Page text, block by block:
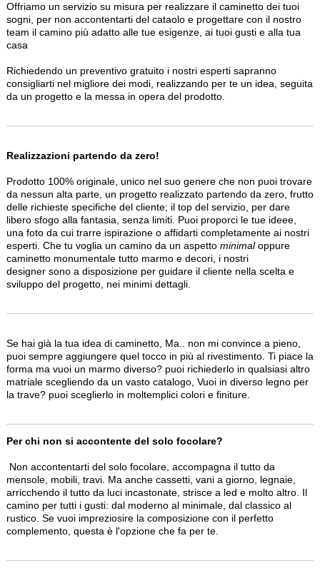
Offriamo un servizio su misura per realizzare il caminetto dei tuoi
sogni, per non accontentarti del cataolo e progettare con il nostro
team il camino più adatto alle tue esigenze, ai tuoi gusti e alla tua
casa
Richiedendo un preventivo gratuito i nostri esperti sapranno
consigliarti nel migliore dei modi, realizzando per te un idea, seguita
da un progetto e la messa in opera del prodotto.
Realizzazioni partendo da zero!
Prodotto 100% originale, unico nel suo genere che non puoi trovare
da nessun alta parte, un progetto realizzato partendo da zero, frutto
delle richieste specifiche del cliente; il top del servizio, per dare
libero sfogo alla fantasia, senza limiti. Puoi proporci le tue ideee,
una foto da cui trarre ispirazione o affidarti completamente ai nostri
esperti. Che tu voglia un camino da un aspetto minimaloppure
caminetto monumentale tutto marmo e decori, i nostri
designer sono a disposizione per guidare il cliente nella scelta e
sviluppo del progetto, nei minimi dettagli.
Se hai già la tua idea di caminetto, Ma.. non mi convince a pieno,
puoi sempre aggiungere quel tocco in più al rivestimento. Ti piace la
forma ma vuoi un marmo diverso? puoi richiederlo in qualsiasi altro
matriale scegliendo da un vasto catalogo, Vuoi in diverso legno per
la trave? puoi sceglierlo in moltemplici colori e finiture.
Per chi non si accontente del solo focolare?
Non accontentarti del solo focolare, accompagna il tutto da
mensole, mobili, travi. Ma anche cassetti, vani a giorno, legnaie,
arricchendo il tutto da luci incastonate, strisce a led e molto altro. Il
camino per tutti i gusti: dal moderno al minimale, dal classico al
rustico. Se vuoi impreziosire la composizione con il perfetto
complemento, questa è l'opzione che fa per te.